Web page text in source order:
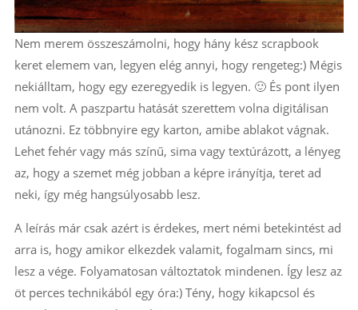
Nem merem összeszámolni, hogy hány kész scrapbook
keret elemem van, legyen elég annyi, hogy rengeteg:) Mégis
nekiálltam, hogy egy ezeregyedik is legyen. 🙂 És pont ilyen
nem volt. A paszpartu hatását szerettem volna digitálisan
utánozni. Ez többnyire egy karton, amibe ablakot vágnak.
Lehet fehér vagy más színű, sima vagy textúrázott, a lényeg
az, hogy a szemet még jobban a képre irányítja, teret ad
neki, így még hangsúlyosabb lesz.
A leírás már csak azért is érdekes, mert némi betekintést ad
arra is, hogy amikor elkezdek valamit, fogalmam sincs, mi
lesz a vége. Folyamatosan változtatok mindenen. Így lesz az
öt perces technikából egy óra:) Tény, hogy kikapcsol és